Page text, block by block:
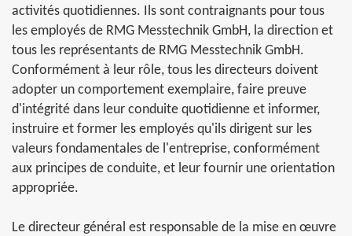
activités quotidiennes. Ils sont contraignants pour tous
les employés de RMG Messtechnik GmbH, la direction et
tous les représentants de RMG Messtechnik GmbH.
Conformément à leur rôle, tous les directeurs doivent
adopter un comportement exemplaire, faire preuve
d'intégrité dans leur conduite quotidienne et informer,
instruire et former les employés qu'ils dirigent sur les
valeurs fondamentales de l'entreprise, conformément
aux principes de conduite, et leur fournir une orientation
appropriée.
Le directeur général est responsable de la mise en œuvre